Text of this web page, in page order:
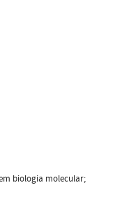
biologia molecular;